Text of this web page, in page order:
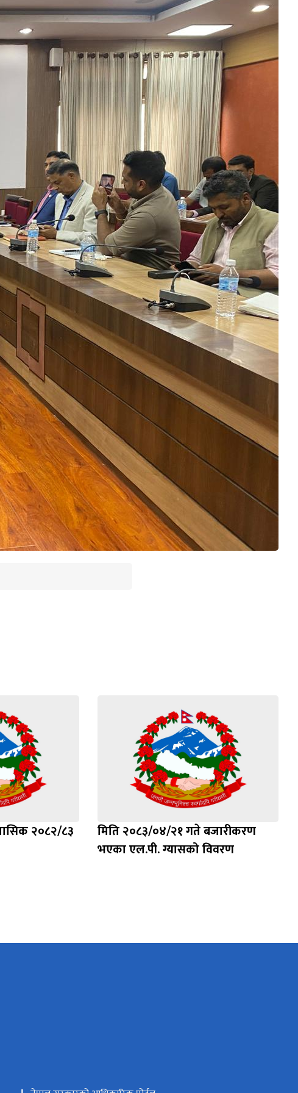
२०८२/८३
मिति २०८३/०४/२१ गते बजारीकरण
भएका एल.पी. ग्यासको विवरण